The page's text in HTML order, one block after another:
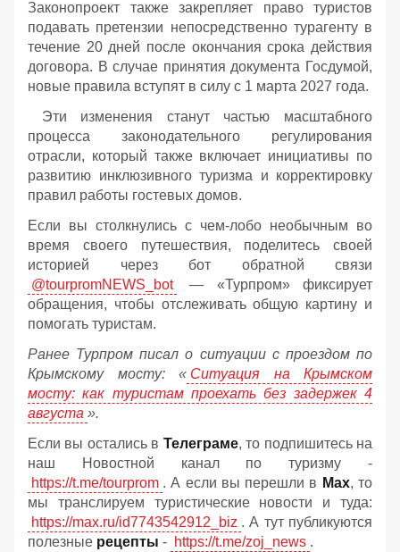
Законопроект также закрепляет право туристов
подавать претензии непосредственно турагенту в
течение 20 дней после окончания срока действия
договора. В случае принятия документа Госдумой,
новые правила вступят в силу с 1 марта 2027 года.
Эти изменения станут частью масштабного
процесса законодательного регулирования
отрасли, который также включает инициативы по
развитию инклюзивного туризма и корректировку
правил работы гостевых домов.
Если вы столкнулись с чем-лобо необычным во
время своего путешествия, поделитесь своей
историей через бот обратной связи
@tourpromNEWS_bot
— «Турпром» фиксирует
обращения, чтобы отслеживать общую картину и
помогать туристам.
Ранее Турпром писал о ситуации с проездом по
Крымскому мосту: « Ситуация на Крымском
мосту: как туристам проехать без задержек 4
августа ».
Если вы остались в Телеграме, то подпишитесь на
наш Новостной канал по туризму -
https://t.me/tourprom . А если вы перешли в Мах, то
мы транслируем туристические новости и туда:
https://max.ru/id7743542912_biz . А тут публикуются
полезные рецепты - https://t.me/zoj_news .